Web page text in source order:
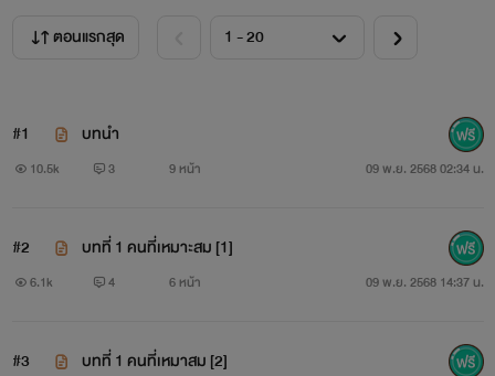
ตอนแรกสุด
#1 บทนำ
10.5k 3 9 หน้า 09 พ.ย. 2568 02:34 น.
#2 บทที่ 1 คนที่เหมาะสม [1]
6.1k 4 6 หน้า 09 พ.ย. 2568 14:37 น.
#3 บทที่ 1 คนที่เหมาสม [2]